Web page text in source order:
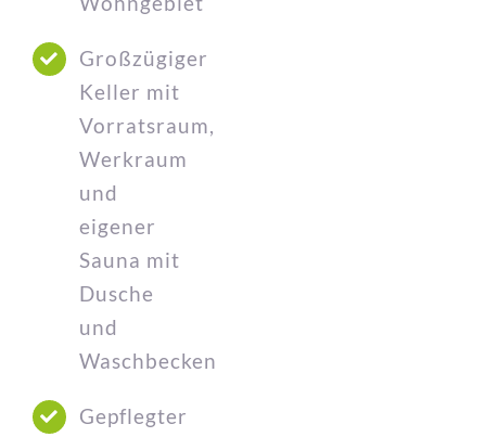
Großzügiger
Keller mit
Vorratsraum,
Werkraum
und
eigener
Sauna mit
Dusche
und
Waschbecken
Gepflegter